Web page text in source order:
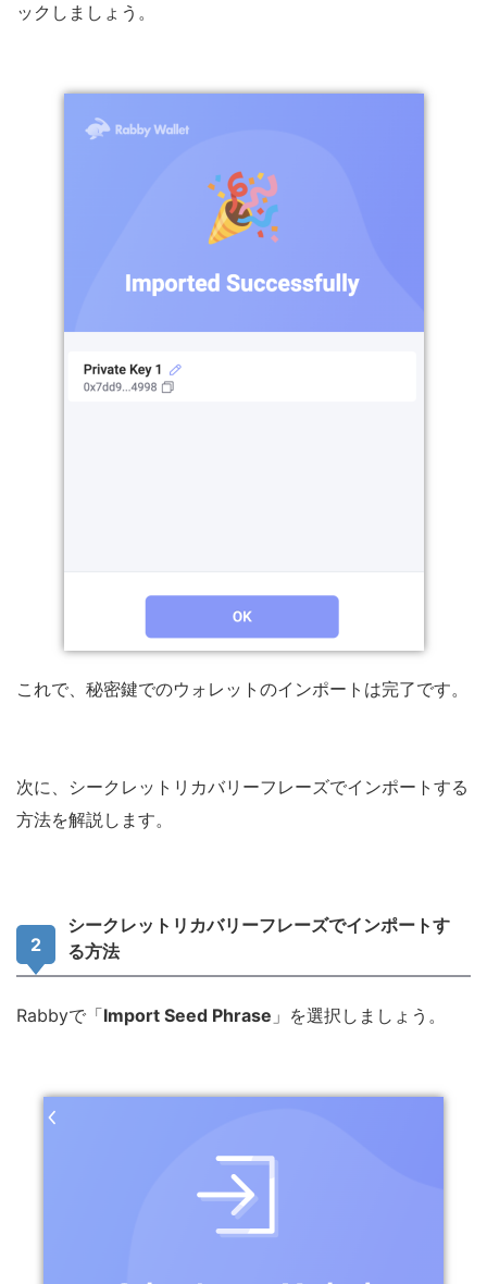
ックしましょう。
これで、秘密鍵でのウォレットのインポートは完了です。
次に、シークレットリカバリーフレーズでインポートする
方法を解説します。
シークレットリカバリーフレーズでインポートす
る方法
Rabbyで「Import Seed Phrase 」を選択しましょう。